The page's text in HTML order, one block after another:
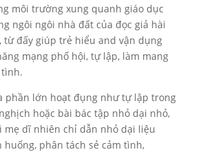
môi trường xung quanh giáo dục
ngôi ngôi nhà đất của đọc giả hài
từ đấy giúp trẻ hiểu and vận dụng
mạng phố hội, tự lập, làm mang
tình.
phần lớn hoạt đụng như tự lập trong
hoặc bài bác tập nhỏ dại nhỏ,
mẹ dĩ nhiên chỉ dẫn nhỏ dại liệu
phân tách sẻ cảm tình,